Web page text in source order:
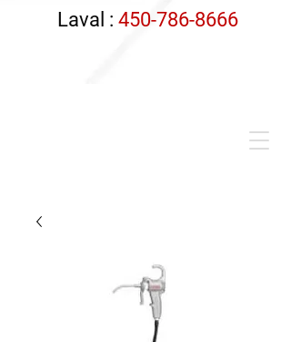
Laval : 450-786-8666